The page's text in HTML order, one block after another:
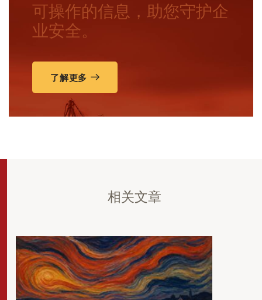
可操作的信息，助您守护企
业安全。
了解更多
相关文章